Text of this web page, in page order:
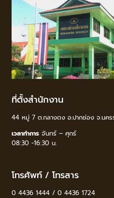
ที่ตั้งสำนักงาน
44 หมู่ 7 ต.กลางดง อ.ปากช่อง จ.นคร
เวลาทำการ จันทร์ – ศุกร์
08:30 -16:30 น.
โทรศัพท์ / โทรสาร
0 4436 1444 / 0 4436 1724